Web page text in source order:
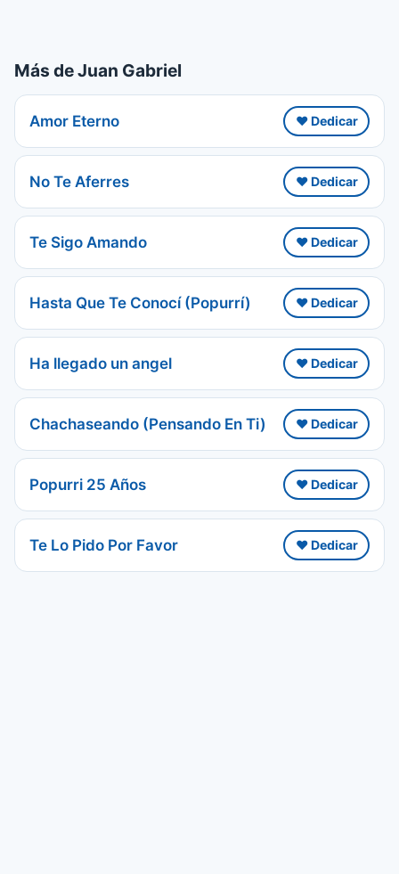
Más de Juan Gabriel
Amor Eterno ❤️ Dedicar
No Te Aferres ❤️ Dedicar
Te Sigo Amando ❤️ Dedicar
Hasta Que Te Conocí (Popurrí) ❤️ Dedicar
Ha llegado un angel ❤️ Dedicar
Chachaseando (Pensando En Ti) ❤️ Dedicar
Popurri 25 Años ❤️ Dedicar
Te Lo Pido Por Favor ❤️ Dedicar